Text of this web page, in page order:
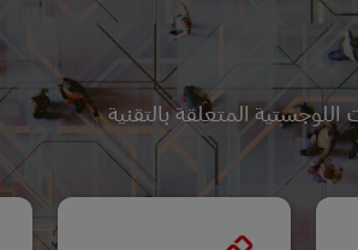
المتعلقة بالتقنية